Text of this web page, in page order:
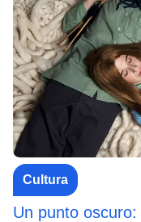
Cultura
Un punto